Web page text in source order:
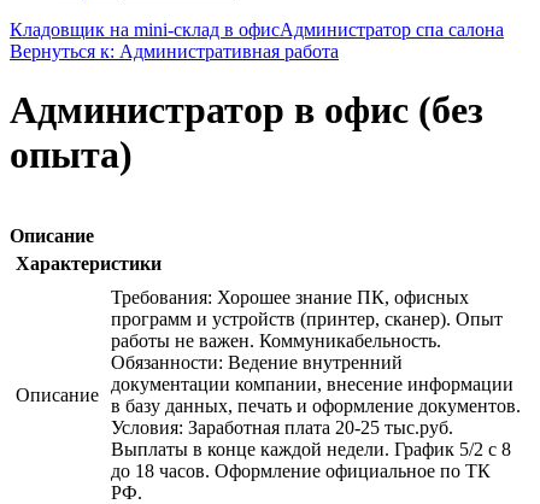
Кладовщик на mini-склад в офисАдминистратор спа салона
Вернуться к: Административная работа
Администратор в офис (без
опыта)
Описание
Характеристики
Описание
Требования: Хорошее знание ПК, офисных
программ и устройств (принтер, сканер). Опыт
работы не важен. Коммуникабельность.
Обязанности: Ведение внутренний
документации компании, внесение информации
в базу данных, печать и оформление документов.
Условия: Заработная плата 20-25 тыс.руб.
Выплаты в конце каждой недели. График 5/2 с 8
до 18 часов. Оформление официальное по ТК
РФ.